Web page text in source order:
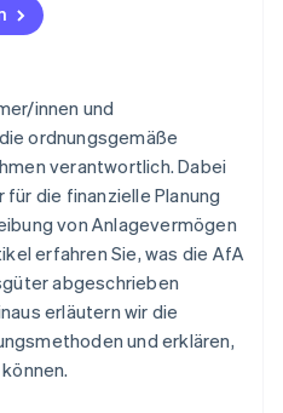
innen und
ordnungsgemäße
verantwortlich. Dabei
die finanzielle Planung
von Anlagevermögen
erfahren Sie, was die AfA
abgeschrieben
erläutern wir die
und erklären,